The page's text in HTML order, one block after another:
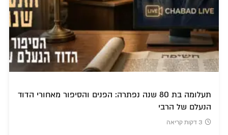
תעלומה בת 80 שנה נפתרה: הפנים והסיפור מאחורי הדוד
הנעלם של הרבי
3 דקות קריאה